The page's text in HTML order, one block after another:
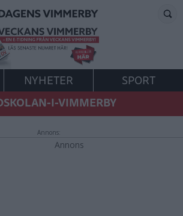
NYHETER
SPORT
I-VIMMERBY
Annons: